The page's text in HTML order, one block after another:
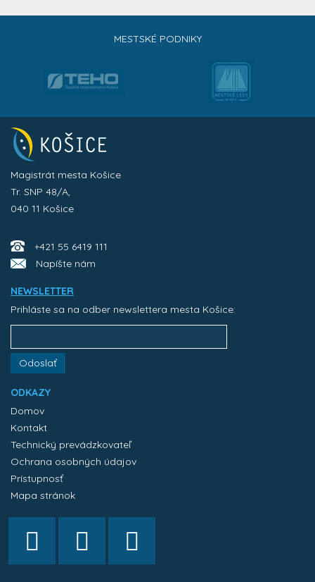
MESTSKÉ PODNIKY
Magistrát mesta Košice
Tr. SNP 48/A,
040 11 Košice
+421 55 6419 111
Napíšte nám
NEWSLETTER
Prihláste sa na odber newslettera mesta Košice:
Odoslať
ODKAZY
Domov
Kontakt
Technický prevádzkovateľ
Ochrana osobných údajov
Prístupnosť
Mapa stránok